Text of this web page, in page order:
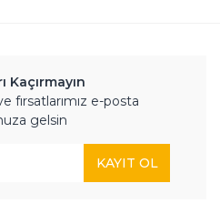
Kaçırmayın
fırsatlarımız e-posta
gelsin
KAYIT OL